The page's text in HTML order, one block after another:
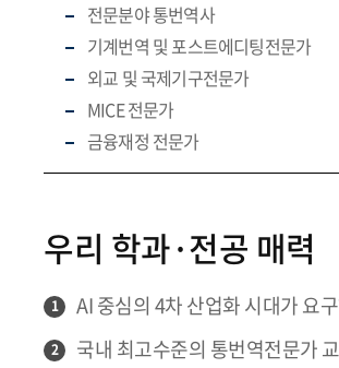
전문분야 통번역사
기계번역 및 포스트에디팅전문가
외교 및 국제기구전문가
MICE 전문가
금융재정 전문가
우리 학과·전공 매력
1 AI 중심의 4차 산업화 시대가 요
2 국내 최고수준의 통번역전문가